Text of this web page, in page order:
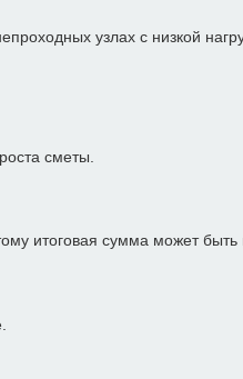
узлах с низкой
сметы.
итоговая сумма может